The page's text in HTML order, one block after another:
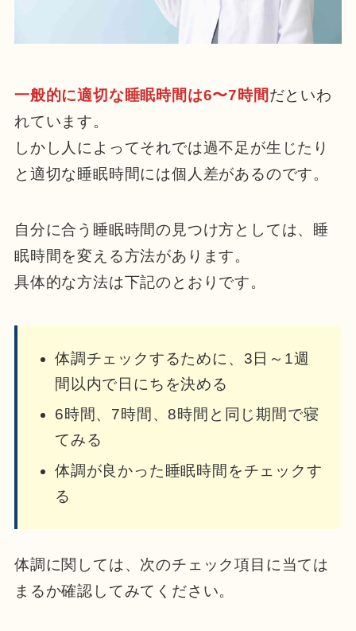
一般的に適切な睡眠時間は6〜7時間だといわ
れています。
しかし人によってそれでは過不足が生じたり
と適切な睡眠時間には個人差があるのです。
自分に合う睡眠時間の見つけ方としては、睡
眠時間を変える方法があります。
具体的な方法は下記のとおりです。
体調チェックするために、3日～1週
間以内で日にちを決める
6時間、7時間、8時間と同じ期間で寝
てみる
体調が良かった睡眠時間をチェックす
る
体調に関しては、次のチェック項目に当ては
まるか確認してみてください。